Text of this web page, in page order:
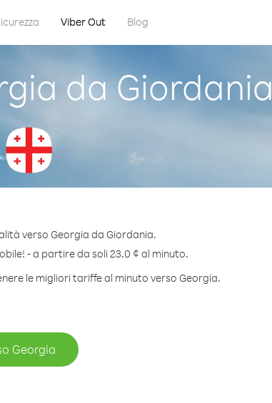
Viber Out Blog
da Giordania
verso Georgia da Giordania.
- a partire da soli 23.0 ¢ al minuto.
le migliori tariffe al minuto verso Georgia.
Georgia